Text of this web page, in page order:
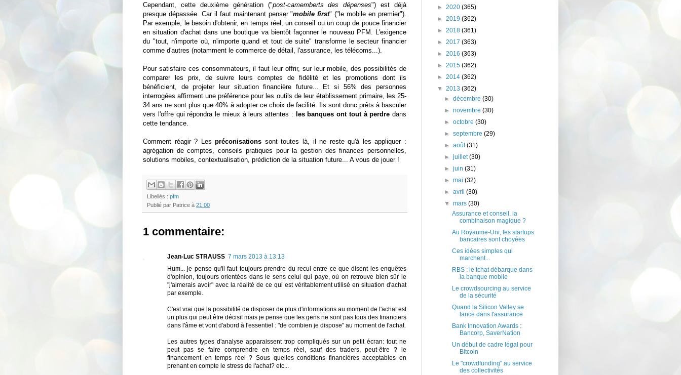
Cependant, cette deuxième génération ("post-camemberts des dépenses") est déjà
presque dépassée. Car il faut maintenant penser "mobile first" ("le mobile en premier").
Par exemple, le besoin d'obtenir, en temps réel, un conseil ou un coup de pouce financier
en situation d'achat dans une boutique va bientôt façonner le nouveau PFM. L'exigence
du "tout, n'importe où, n'importe quand et tout de suite" transforme le secteur financier
comme d'autres (notamment le commerce de détail, l'assurance, les télécoms...).
Pour satisfaire ces consommateurs, il faut leur offrir, sur leur mobile, des possibilités de
comparer les prix, de suivre leurs comptes de fidélité et les promotions dont ils
bénéficient, de projeter leur situation financière future... Et si 56% des personnes
interrogées affirment une préférence pour les outils de leur établissement primaire, les 25-
34 ans ne sont plus que 40% à adopter ce choix de facilité. Ils sont donc prêts à basculer
vers l'offre qui répondra le mieux à leurs attentes :
les banques ont tout à perdre dans
cette tendance.
Comment réagir ? Lespréconisations sont toutes là, il ne reste qu'à les appliquer :
agrégation de comptes, conseils pratiques pour la gestion des finances personnelles,
solutions mobiles, contextualisation, prédiction de la situation future... A vous de jouer !
Libellés : pfm
Publié par Patrice à 21:00
1 commentaire:
Jean-Luc STRAUSS 7 mars 2013 à 13:13
Hum... je pense qu'il faut toujours prendre du recul entre ce que disent les enquêtes
d'opinion, toujours orientées dans le sens celui qui paye, où on retrouve bien sûr le
"j'aimerais avoir" avec la réalité de ce qui est véritablement utilisé en situation d'achat
par exemple.
C'est vrai que la possibilité de disposer de plus d'informations au moment de l'achat est
un plus qui peut être décisif mais je pense que les gens ne sont pas tous des financiers
dans l'âme et vont d'abord à l'essentiel : "de combien je dispose" au moment de l'achat.
Les autres types d'analyse apparaissent trop compliqués sur un petit écran: tout ne
peut pas se faire comprendre en temps réel, sauf des traders, peut-être ? le
financement en temps réel ? Sous quelles conditions financières acceptables en
prenant en compte le stress de l'achat? etc...
► 2020 (365)
► 2019 (362)
► 2018 (361)
► 2017 (363)
► 2016 (363)
► 2015 (362)
► 2014 (362)
▼ 2013 (362)
►décembre(30)
►novembre(30)
►octobre(30)
►septembre(29)
►août(31)
►juillet(30)
►juin(31)
►mai(32)
►avril(30)
▼mars(30)
Assurance et conseil, la
combinaison magique ?
Au Royaume-Uni, les startups
bancaires sont choyées
Ces idées simples qui
marchent...
RBS : le tchat débarque dans
la banque mobile
Le crowdsourcing au service
de la sécurité
Quand la Silicon Valley se
lance dans l'assurance
Bank Innovation Awards :
Bancorp, SaverNation
Un début de cadre légal pour
Bitcoin
Le "crowdfunding" au service
des collectivités